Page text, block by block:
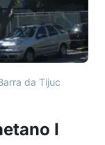
I
da Tijuca: